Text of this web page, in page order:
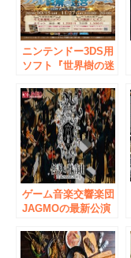
ニンテンドー3DS用
ソフト『世界樹の迷
きイベントが期間限
定で開催！実際に頭
と身体を使って謎を
解きながら、ストー
リーを進めていく体
験型の謎解きゲーム
ゲーム音楽交響楽団
JAGMOの最新公演
2016年3月5日・6日
に開催決定！FF、聖